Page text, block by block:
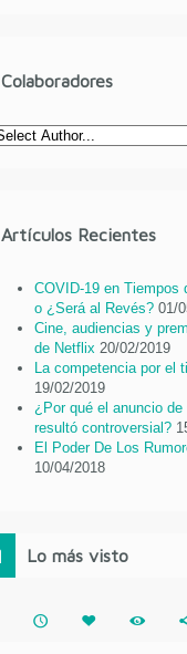
Colaboradores
Artículos Recientes
COVID-19 en Tiempos
o ¿Será al Revés? 01/
Cine, audiencias y
de Netflix 20/02/2019
La competencia por el
19/02/2019
¿Por qué el anuncio de
resultó controversial?
El Poder De Los
10/04/2018
Lo más visto